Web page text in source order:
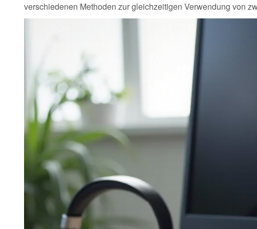
verschiedenen Methoden zur gleichzeitigen Verwendung von